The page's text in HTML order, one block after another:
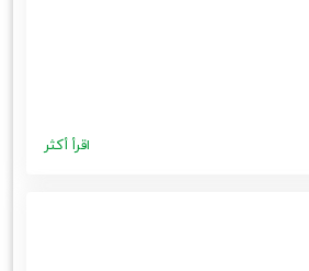
اقرأ أكثر